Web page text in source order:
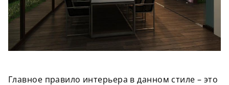
Главное правило интерьера в данном стиле – это